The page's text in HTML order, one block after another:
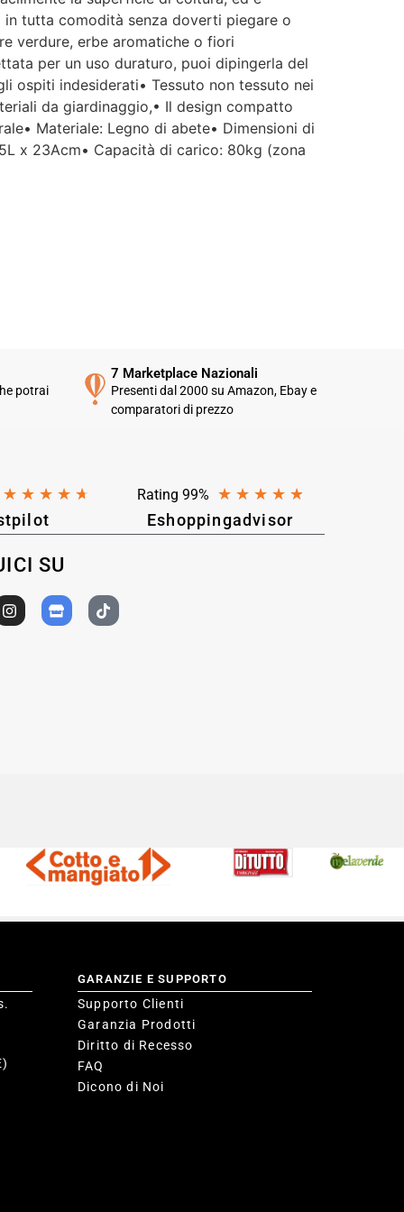
in tutta comodità senza doverti piegare o
verdure, erbe aromatiche o fiori
per un uso duraturo, puoi dipingerla del
ospiti indesiderati• Tessuto non tessuto nei
da giardinaggio,• Il design compatto
Materiale: Legno di abete• Dimensioni di
x 23Acm• Capacità di carico: 80kg (zona
potrai
7 Marketplace Nazionali
Presenti dal 2000 su Amazon, Ebay e
comparatori di prezzo
★ ★ ★ ★ ★ Rating 99% ★ ★ ★ ★ ★
Eshoppingadvisor
SU
GARANZIE E SUPPORTO
Supporto Clienti
Garanzia Prodotti
Diritto di Recesso
FAQ
Dicono di Noi